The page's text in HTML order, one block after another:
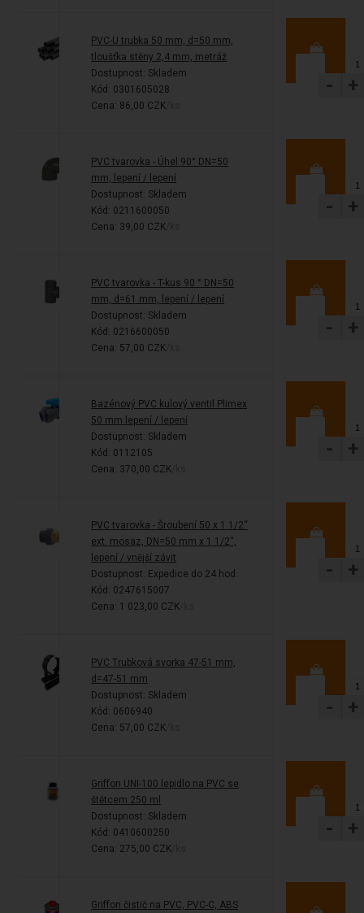
PVC-U trubka 50 mm, d=50 mm,
tloušťka stěny 2,4 mm, metráž
Dostupnost: Skladem
Kód: 0301605028
Cena: 86,00 CZK
- +
PVC tvarovka - Úhel 90° DN=50
mm, lepení / lepení
Dostupnost: Skladem
Kód: 0211600050
Cena: 39,00 CZK
- +
PVC tvarovka - T-kus 90 ° DN=50
mm, d=61 mm, lepení / lepení
Dostupnost: Skladem
Kód: 0216600050
Cena: 57,00 CZK
- +
Bazénový PVC kulový ventil Plimex
50 mm lepení / lepení
Dostupnost: Skladem
Kód: 0112105
Cena: 370,00 CZK
- +
PVC tvarovka - Šroubení 50 x 1 1/2“
ext. mosaz, DN=50 mm x 1 1/2“,
lepení / vnější závit
Dostupnost: Expedice do 24 hod.
Kód: 0247615007
Cena: 1 023,00 CZK
- +
PVC Trubková svorka 47-51 mm,
d=47-51 mm
Dostupnost: Skladem
Kód: 0606940
Cena: 57,00 CZK
- +
Griffon UNI-100 lepidlo na PVC se
štětcem 250 ml
Dostupnost: Skladem
Kód: 0410600250
Cena: 275,00 CZK
- +
Griffon čistič na PVC, PVC-C, ABS